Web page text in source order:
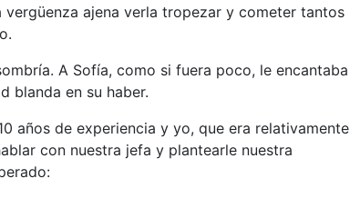
ajena verla tropezar y cometer tantos
A Sofía, como si fuera poco, le encantaba
blanda en su haber.
años de experiencia y yo, que era relativamente
con nuestra jefa y plantearle nuestra